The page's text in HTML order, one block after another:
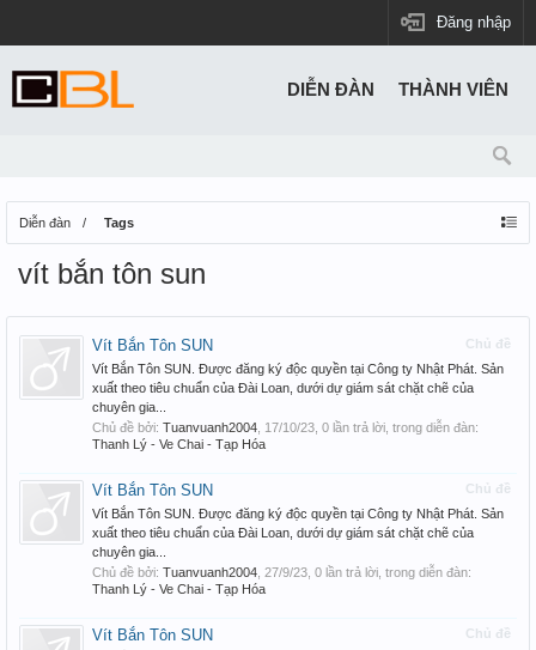
Đăng nhập
Diễn đàn Tags
vít bắn tôn sun
Chủ đề
Vít Bắn Tôn SUN
Vít Bắn Tôn SUN. Được đăng ký độc quyền tại Công ty Nhật Phát. Sản
xuất theo tiêu chuẩn của Đài Loan, dưới dự giám sát chặt chẽ của
chuyên gia...
Chủ đề bởi: Tuanvuanh2004 17/10/23 , 0 lần trả lời, trong diễn đàn:
Thanh Lý - Ve Chai - Tạp Hóa
Chủ đề
Vít Bắn Tôn SUN
Vít Bắn Tôn SUN. Được đăng ký độc quyền tại Công ty Nhật Phát. Sản
xuất theo tiêu chuẩn của Đài Loan, dưới dự giám sát chặt chẽ của
chuyên gia...
Chủ đề bởi: Tuanvuanh2004 27/9/23 , 0 lần trả lời, trong diễn đàn:
Thanh Lý - Ve Chai - Tạp Hóa
Chủ đề
Vít Bắn Tôn SUN
DIỄN ĐÀN THÀNH VIÊN